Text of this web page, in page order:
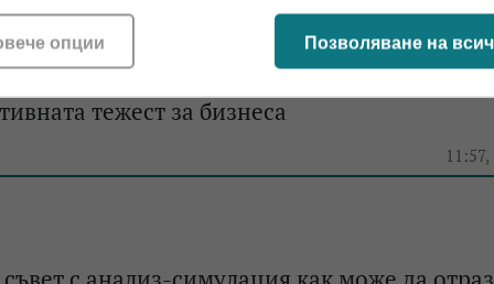
плащанията в брой до 10 000 евро ще
тежест за бизнеса
Позволяване на
опции